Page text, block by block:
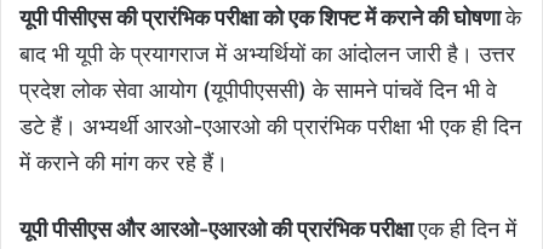
यूपी पीसीएस की प्रारंभिक परीक्षा को एक शिफ्ट में कराने की घोषणाके
बाद भी यूपी के प्रयागराज में अभ्यर्थियों का आंदोलन जारी है। उत्तर
प्रदेश लोक सेवा आयोग (यूपीपीएससी) के सामने पांचवें दिन भी वे
डटे हैं। अभ्यर्थी आरओ-एआरओ की प्रारंभिक परीक्षा भी एक ही दिन
में कराने की मांग कर रहे हैं।
यूपी पीसीएस और आरओ-एआरओ की प्रारंभिक परीक्षाएक ही दिन में